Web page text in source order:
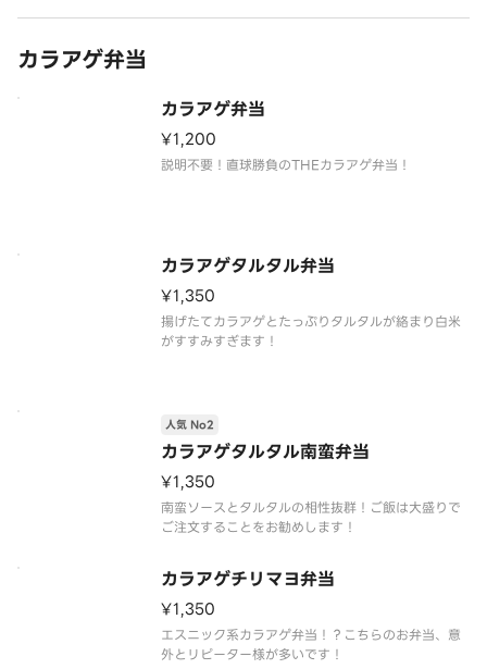
カラアゲ弁当
カラアゲ弁当
¥1,200
説明不要！直球勝負のTHEカラアゲ弁当！
カラアゲタルタル弁当
¥1,350
揚げたてカラアゲとたっぷりタルタルが絡まり白米
がすすみすぎます！
カラアゲタルタル南蛮弁当
人気 No2
¥1,350
南蛮ソースとタルタルの相性抜群！ご飯は大盛りで
ご注文することをお勧めします！
カラアゲチリマヨ弁当
¥1,350
エスニック系カラアゲ弁当！？こちらのお弁当、意
外とリピーター様が多いです！